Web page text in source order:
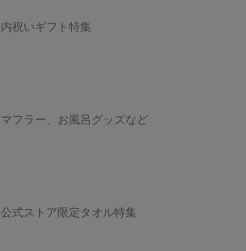
内祝いギフト特集
マフラー、お風呂グッズなど
公式ストア限定タオル特集